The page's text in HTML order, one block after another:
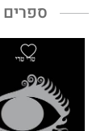
ספרים